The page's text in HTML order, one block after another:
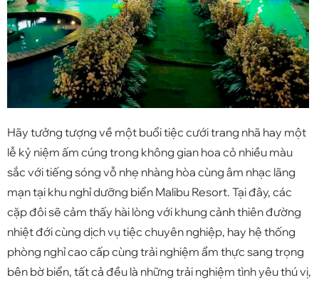
Hãy tưởng tượng về một buổi tiệc cưới trang nhã hay một
lễ kỷ niệm ấm cúng trong không gian hoa cỏ nhiều màu
sắc với tiếng sóng vỗ nhẹ nhàng hòa cùng âm nhạc lãng
mạn tại khu nghỉ dưỡng biển Malibu Resort. Tại đây, các
cặp đôi sẽ cảm thấy hài lòng với khung cảnh thiên đường
nhiệt đới cùng dịch vụ tiệc chuyên nghiệp, hay hệ thống
phòng nghỉ cao cấp cùng trải nghiệm ẩm thực sang trọng
bên bờ biển, tất cả đều là những trải nghiệm tình yêu thú vị,